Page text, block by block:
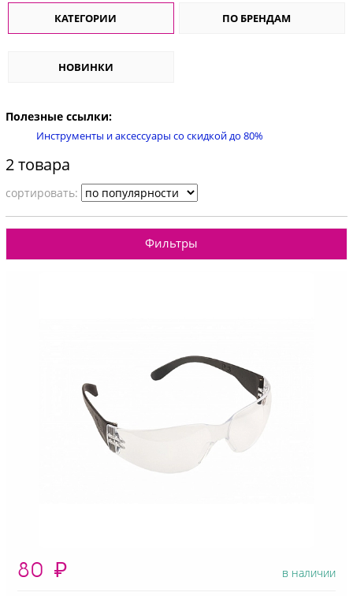
КАТЕГОРИИ ПО БРЕНДАМ
НОВИНКИ
Полезные ссылки:
Инструменты и аксессуары со скидкой до 80%
2 товара
cортировать:
Фильтры
80 ₽ в наличии